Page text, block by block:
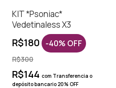
KIT *Psoniac*
Vedetinaless X3
R$180 -40% OFF
R$300
R$144 com Transferencia o
depósito bancario 20% OFF